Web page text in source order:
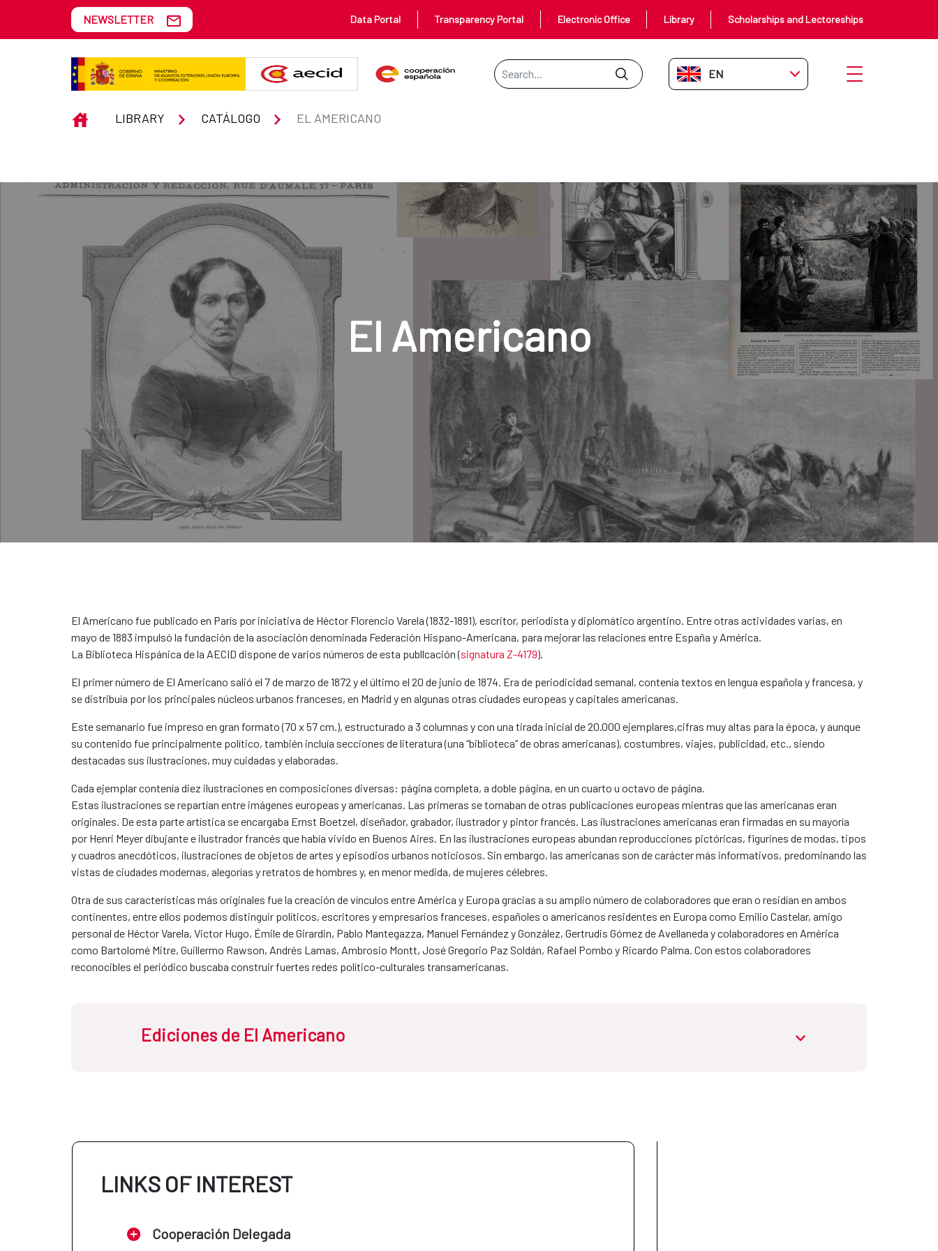
Skip to Main Content
El Americano
NEWSLETTER Data Portal Transparency Portal Electronic Office Library Scholarships and Lectoreships
Search Bar
EN-GB Open menu
INICIOLIBRARY CATÁLOGO EL AMERICANO
El Americano
El Americano fue publicado en París por iniciativa de Héctor Florencio Varela (1832-1891), escritor, periodista y diplomático argentino. Entre otras actividades varias, en
mayo de 1883 impulsó la fundación de la asociación denominada Federación Hispano-Americana, para mejorar las relaciones entre España y América.
La Biblioteca Hispánica de la AECID dispone de varios números de esta publlcación (signatura Z-4179).
El primer número de El Americano salió el 7 de marzo de 1872 y el último el 20 de junio de 1874. Era de periodicidad semanal, contenía textos en lengua española y francesa, y
se distribuía por los principales núcleos urbanos franceses, en Madrid y en algunas otras ciudades europeas y capitales americanas.
Este semanario fue impreso en gran formato (70 x 57 cm.), estructurado a 3 columnas y con una tirada inicial de 20.000 ejemplares,cifras muy altas para la época, y aunque
su contenido fue principalmente político, también incluía secciones de literatura (una “biblioteca” de obras americanas), costumbres, viajes, publicidad, etc., siendo
destacadas sus ilustraciones, muy cuidadas y elaboradas.
Cada ejemplar contenía diez ilustraciones en composiciones diversas: página completa, a doble página, en un cuarto u octavo de página.
Estas ilustraciones se repartían entre imágenes europeas y americanas. Las primeras se tomaban de otras publicaciones europeas mientras que las americanas eran
originales. De esta parte artística se encargaba Ernst Boetzel, diseñador, grabador, ilustrador y pintor francés. Las ilustraciones americanas eran firmadas en su mayoría
por Henri Meyer dibujante e ilustrador francés que había vivido en Buenos Aires. En las ilustraciones europeas abundan reproducciones pictóricas, figurines de modas, tipos
y cuadros anecdóticos, ilustraciones de objetos de artes y episodios urbanos noticiosos. Sin embargo, las americanas son de carácter más informativos, predominando las
vistas de ciudades modernas, alegorías y retratos de hombres y, en menor medida, de mujeres célebres.
Otra de sus características más originales fue la creación de vínculos entre América y Europa gracias a su amplio número de colaboradores que eran o residían en ambos
continentes, entre ellos podemos distinguir políticos, escritores y empresarios franceses, españoles o americanos residentes en Europa como Emilio Castelar, amigo
personal de Héctor Varela, Victor Hugo, Émile de Girardin, Pablo Mantegazza, Manuel Fernández y González, Gertrudis Gómez de Avellaneda y colaboradores en América
como Bartolomé Mitre, Guillermo Rawson, Andrés Lamas, Ambrosio Montt, José Gregorio Paz Soldán, Rafael Pombo y Ricardo Palma. Con estos colaboradores
reconocibles el periódico buscaba construir fuertes redes político-culturales transamericanas.
Ediciones de El Americano abrir.desplegable
Nº 45 (25-01-1874)
LINKS OF INTEREST
Cooperación Delegada